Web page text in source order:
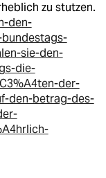
zu stutzen.
den-
sie-den-
die-
der-
den-betrag-des-